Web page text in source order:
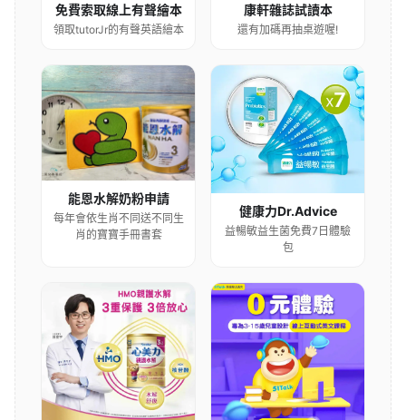
免費索取線上有聲繪本
領取tutorJr的有聲英語繪本
康軒雜誌試讀本
還有加碼再抽桌遊喔!
能恩水解奶粉申請
每年會依生肖不同送不同生
肖的寶寶手冊書套
健康力Dr.Advice
益暢敏益生菌免費7日體驗
包